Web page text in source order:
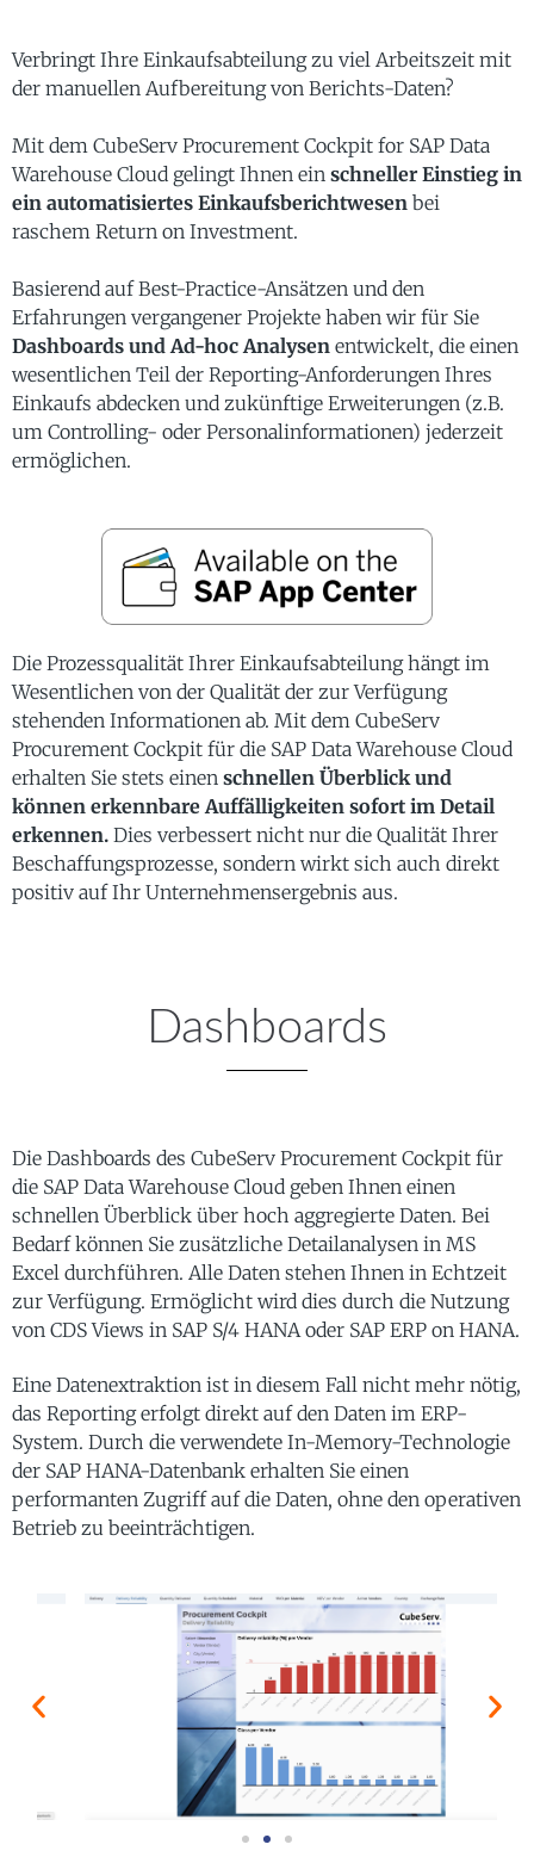
Verbringt Ihre Einkaufsabteilung zu viel Arbeitszeit mit
der manuellen Aufbereitung von Berichts-Daten?
Mit dem CubeServ Procurement Cockpit for SAP Data
Warehouse Cloud gelingt Ihnen ein schneller Einstieg in
ein automatisiertes Einkaufsberichtwesen bei
raschem Return on Investment.
Basierend auf Best-Practice-Ansätzen und den
Erfahrungen vergangener Projekte haben wir für Sie
Dashboards und Ad-hoc Analysen entwickelt, die einen
wesentlichen Teil der Reporting-Anforderungen Ihres
Einkaufs abdecken und zukünftige Erweiterungen (z.B.
um Controlling- oder Personalinformationen) jederzeit
ermöglichen.
Die Prozessqualität Ihrer Einkaufsabteilung hängt im
Wesentlichen von der Qualität der zur Verfügung
stehenden Informationen ab. Mit dem CubeServ
Procurement Cockpit für die SAP Data Warehouse Cloud
erhalten Sie stets einen schnellen Überblick und
können erkennbare Auffälligkeiten sofort im Detail
erkennen. Dies verbessert nicht nur die Qualität Ihrer
Beschaffungsprozesse, sondern wirkt sich auch direkt
positiv auf Ihr Unternehmensergebnis aus.
Dashboards
Die Dashboards des CubeServ Procurement Cockpit für
die SAP Data Warehouse Cloud geben Ihnen einen
schnellen Überblick über hoch aggregierte Daten. Bei
Bedarf können Sie zusätzliche Detailanalysen in MS
Excel durchführen. Alle Daten stehen Ihnen in Echtzeit
zur Verfügung. Ermöglicht wird dies durch die Nutzung
von CDS Views in SAP S/4 HANA oder SAP ERP on HANA.
Eine Datenextraktion ist in diesem Fall nicht mehr nötig,
das Reporting erfolgt direkt auf den Daten im ERP-
System. Durch die verwendete In-Memory-Technologie
der SAP HANA-Datenbank erhalten Sie einen
performanten Zugriff auf die Daten, ohne den operativen
Betrieb zu beeinträchtigen.